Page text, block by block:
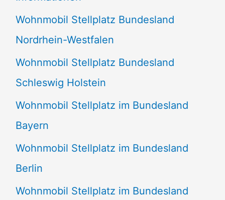
n
n
a
c
h
:
Wohnmobil Stellplatz Bundesland
Nordrhein-Westfalen
Wohnmobil Stellplatz Bundesland
Schleswig Holstein
Wohnmobil Stellplatz im Bundesland
Bayern
Wohnmobil Stellplatz im Bundesland
Berlin
Wohnmobil Stellplatz im Bundesland